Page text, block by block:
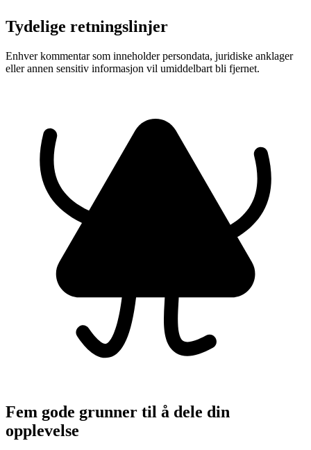
Tydelige retningslinjer
Enhver kommentar som inneholder persondata, juridiske anklager
eller annen sensitiv informasjon vil umiddelbart bli fjernet.
Fem gode grunner til å dele din
opplevelse